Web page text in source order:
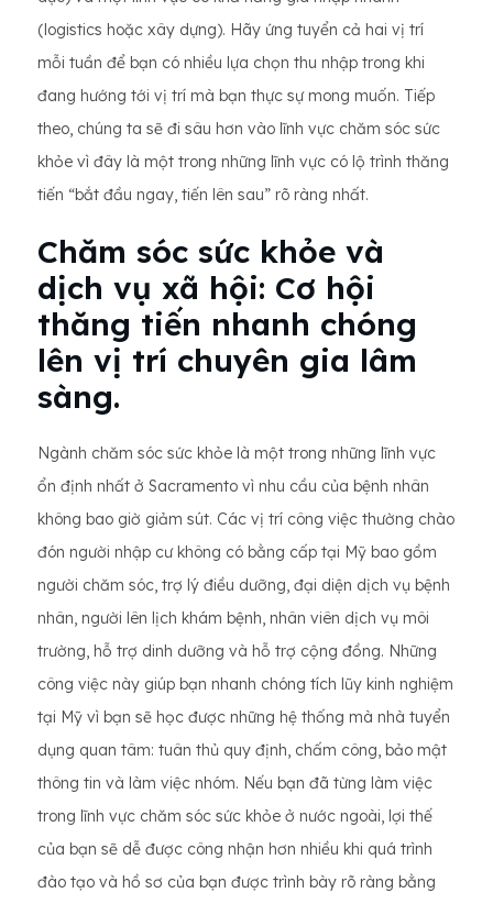
(logistics hoặc xây dựng). Hãy ứng tuyển cả hai vị trí
mỗi tuần để bạn có nhiều lựa chọn thu nhập trong khi
đang hướng tới vị trí mà bạn thực sự mong muốn. Tiếp
theo, chúng ta sẽ đi sâu hơn vào lĩnh vực chăm sóc sức
khỏe vì đây là một trong những lĩnh vực có lộ trình thăng
tiến “bắt đầu ngay, tiến lên sau” rõ ràng nhất.
Chăm sóc sức khỏe và
dịch vụ xã hội: Cơ hội
thăng tiến nhanh chóng
lên vị trí chuyên gia lâm
sàng.
Ngành chăm sóc sức khỏe là một trong những lĩnh vực
ổn định nhất ở Sacramento vì nhu cầu của bệnh nhân
không bao giờ giảm sút. Các vị trí công việc thường chào
đón người nhập cư không có bằng cấp tại Mỹ bao gồm
người chăm sóc, trợ lý điều dưỡng, đại diện dịch vụ bệnh
nhân, người lên lịch khám bệnh, nhân viên dịch vụ môi
trường, hỗ trợ dinh dưỡng và hỗ trợ cộng đồng. Những
công việc này giúp bạn nhanh chóng tích lũy kinh nghiệm
tại Mỹ vì bạn sẽ học được những hệ thống mà nhà tuyển
dụng quan tâm: tuân thủ quy định, chấm công, bảo mật
thông tin và làm việc nhóm. Nếu bạn đã từng làm việc
trong lĩnh vực chăm sóc sức khỏe ở nước ngoài, lợi thế
của bạn sẽ dễ được công nhận hơn nhiều khi quá trình
đào tạo và hồ sơ của bạn được trình bày rõ ràng bằng